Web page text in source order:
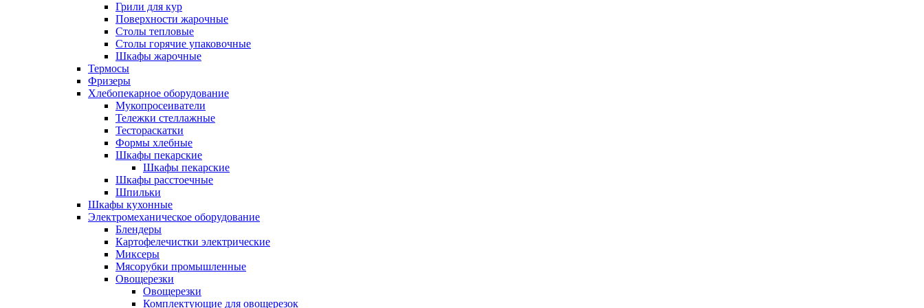
Грили для кур
Поверхности жарочные
Столы тепловые
Столы горячие упаковочные
Шкафы жарочные
Термосы
Фризеры
Хлебопекарное оборудование
Мукопросеиватели
Тележки стеллажные
Тестораскатки
Формы хлебные
Шкафы пекарские
Шкафы пекарские
Шкафы расстоечные
Шпильки
Шкафы кухонные
Электромеханическое оборудование
Блендеры
Картофелечистки электрические
Миксеры
Мясорубки промышленные
Овощерезки
Овощерезки
Комплектующие для овощерезок